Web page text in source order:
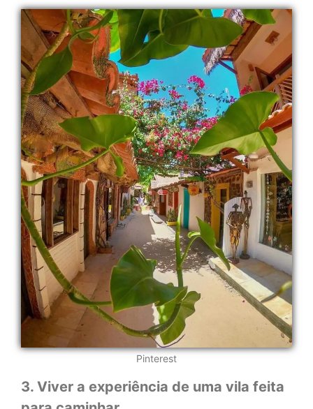
Pinterest
3. Viver a experiência de uma vila feita